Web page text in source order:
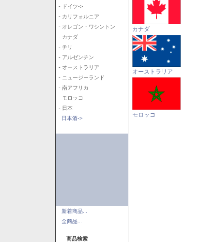
- ドイツ->
- カリフォルニア
- オレゴン・ワシントン
- カナダ
- チリ
- アルゼンチン
- オーストラリア
- ニュージーランド
- 南アフリカ
- モロッコ
- 日本
日本酒->
新着商品...
全商品...
商品検索
カナダ
オーストラリア
モロッコ